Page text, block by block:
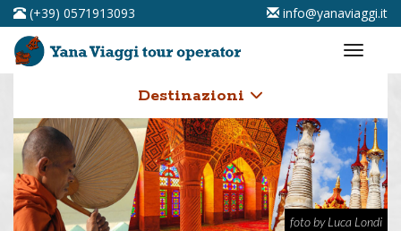
(+39) 0571913093 info@yanaviaggi.it
Destinazioni
foto by Luca Londi